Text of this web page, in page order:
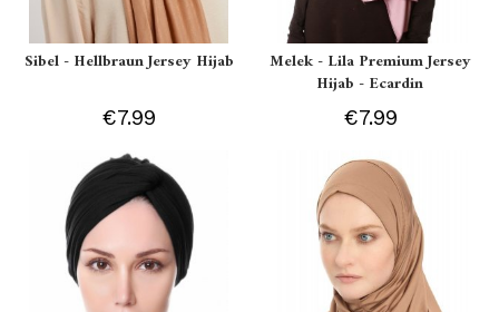
Sibel - Hellbraun Jersey Hijab
€7.99
Melek - Lila Premium Jersey
Hijab - Ecardin
€7.99